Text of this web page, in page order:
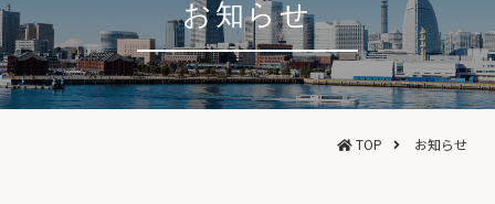
お知らせ
TOP お知らせ